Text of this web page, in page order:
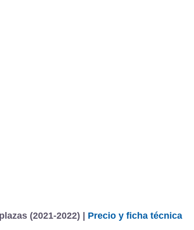
(2021-2022) | Precio y ficha técnica